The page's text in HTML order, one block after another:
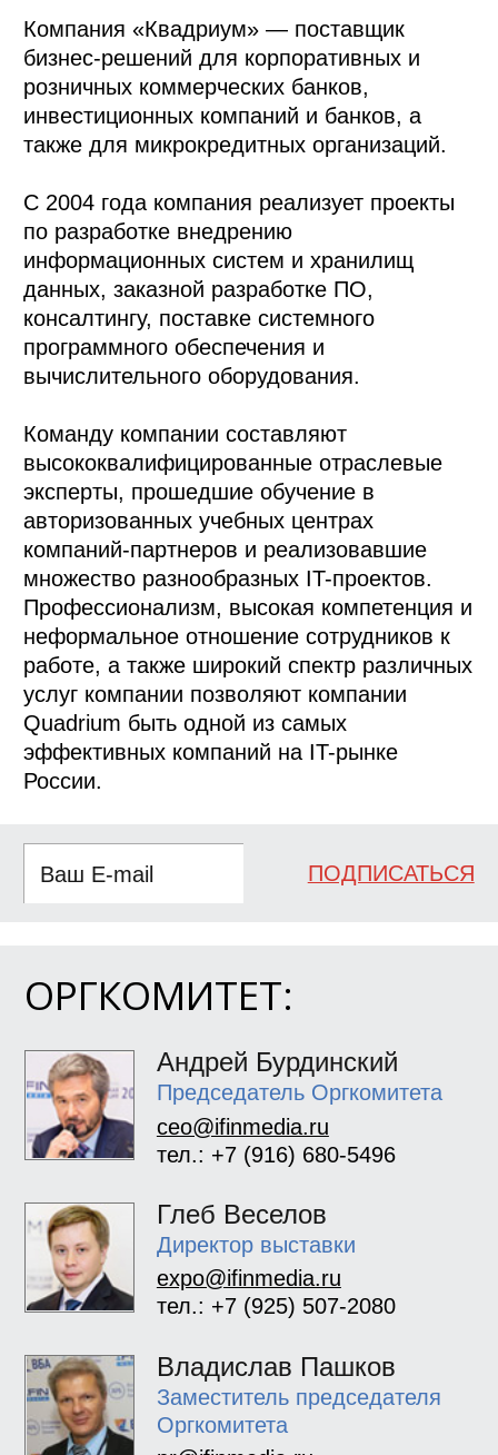
ОРГКОМИТЕТ:
Андрей Бурдинский
Председатель Оргкомитета
ceo@ifinmedia.ru
тел.: +7 (916) 680-5496
Глеб Веселов
Директор выставки
expo@ifinmedia.ru
тел.: +7 (925) 507-2080
Владислав Пашков
Заместитель председателя
Оргкомитета
Компания «Квадриум» — поставщик
бизнес-решений для корпоративных и
розничных коммерческих банков,
инвестиционных компаний и банков, а
также для микрокредитных организаций.
С 2004 года компания реализует проекты
по разработке внедрению
информационных систем и хранилищ
данных, заказной разработке ПО,
консалтингу, поставке системного
программного обеспечения и
вычислительного оборудования.
Команду компании составляют
высококвалифицированные отраслевые
эксперты, прошедшие обучение в
авторизованных учебных центрах
компаний-партнеров и реализовавшие
множество разнообразных IT-проектов.
Профессионализм, высокая компетенция и
неформальное отношение сотрудников к
работе, а также широкий спектр различных
услуг компании позволяют компании
Quadrium быть одной из самых
эффективных компаний на IT-рынке
России.
ПОДПИСАТЬСЯ